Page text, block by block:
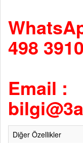
498 3910
Email :
Diğer Özellikler